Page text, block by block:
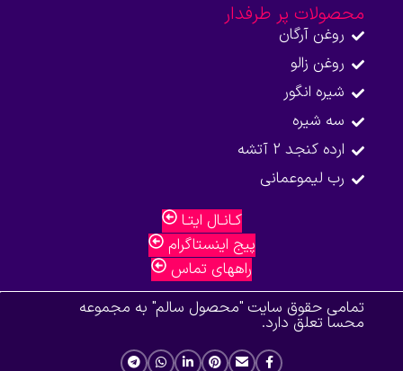
محصولات پر طرفدار
روغن آرگان
روغن زالو
شیره انگور
سه شیره
ارده کنجد 2 آتشه
رب لیموعمانی
کـانـال ایتـا
پیج اینستاگرام
راههای تماس
تمامی حقوق سایت "محصول سالم" به مجموعه
محسا تعلق دارد.